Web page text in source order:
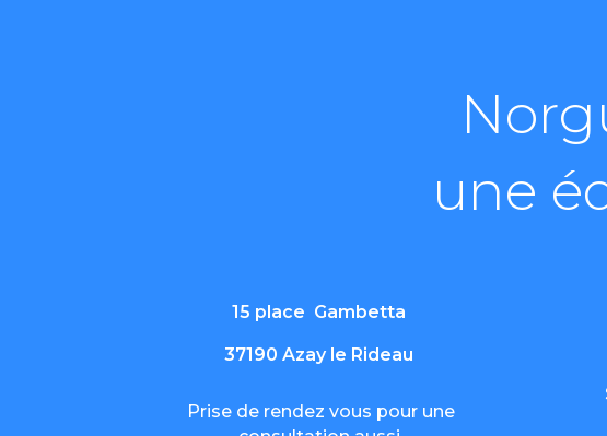
une
15 place Gambetta
37190 Azay le Rideau
Prise de rendez vous pour une